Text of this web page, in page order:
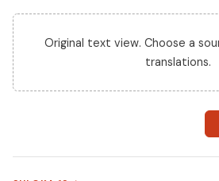
Original text view. Choose a
translations.